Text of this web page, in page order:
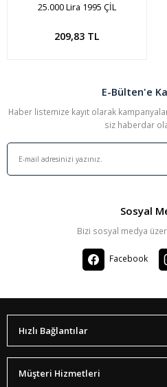
25.000 Lira 1995 ÇİL
209,83 TL
Sepete Ekle
E-Bülten'e
Haber listemize kayıt olarak
siz haberdar
Sosyal
Bizi sosyal medya
Facebook
Hızlı Bağlantılar
Müşteri Hizmetleri